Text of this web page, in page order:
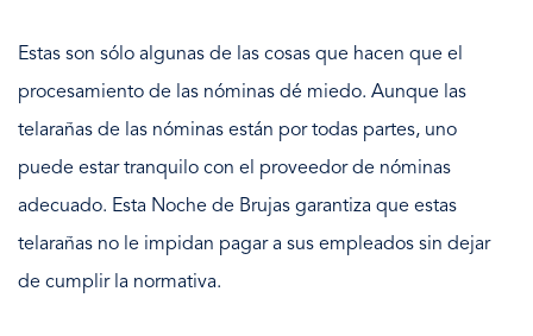
Estas son sólo algunas de las cosas que hacen que el
procesamiento de las nóminas dé miedo. Aunque las
telarañas de las nóminas están por todas partes, uno
puede estar tranquilo con el proveedor de nóminas
adecuado. Esta Noche de Brujas garantiza que estas
telarañas no le impidan pagar a sus empleados sin dejar
de cumplir la normativa.